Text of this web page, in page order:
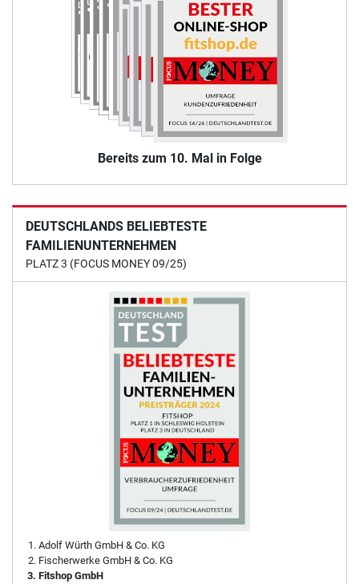
Bereits zum 10. Mal in Folge
DEUTSCHLANDS BELIEBTESTE
FAMILIENUNTERNEHMEN
PLATZ 3 (FOCUS MONEY 09/25)
Adolf Würth GmbH & Co. KG
Fischerwerke GmbH & Co. KG
Fitshop GmbH